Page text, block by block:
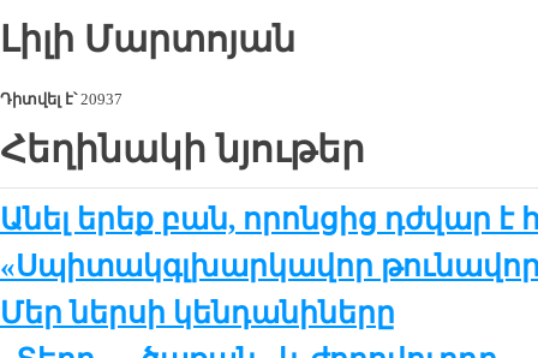
Լիլի Մարտոյան
Դիտվել է՝20937
Հեղինակի նյութեր
Անել երեք բան, որոնցից դժվար է
«Սպիտակգլխարկավոր թունավոր
Մեր ներսի կենդանիները